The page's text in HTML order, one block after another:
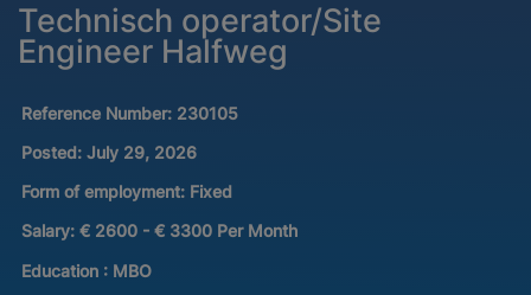
Technisch operator/Site
Engineer Halfweg
Reference Number: 230105
Posted: July 29, 2026
Form of employment: Fixed
Salary: € 2600 - € 3300 Per Month
Education : MBO